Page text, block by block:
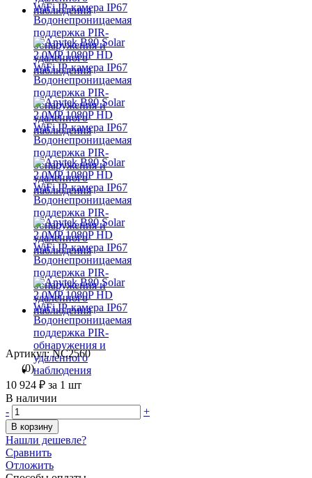
Артикул: NC2560
(0)
10 924 ₽ за 1 шт
В наличии
-
+
В корзину
Нашли дешевле?
Сравнить
Отложить